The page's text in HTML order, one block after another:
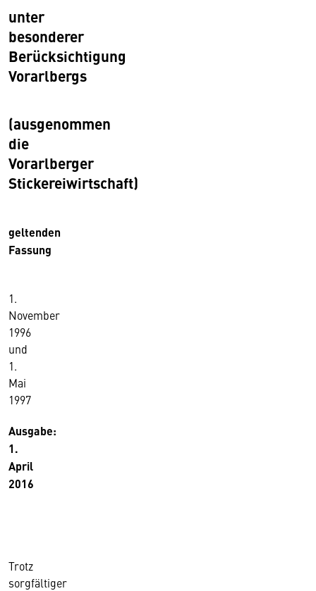
unter
besonderer
Berücksichtigung
Vorarlbergs
(ausgenommen
die
Vorarlberger
Stickereiwirtschaft)
geltenden
Fassung
1.
November
1996
und
1.
Mai
1997
Ausgabe:
1.
April
2016
Trotz
sorgfältiger